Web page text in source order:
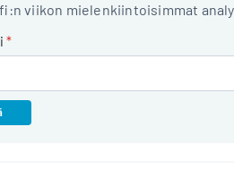
viikon mielenkiintoisimmat
*